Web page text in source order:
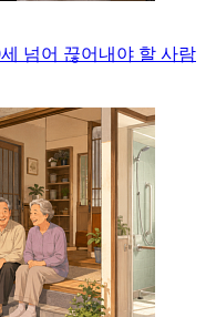
넘어 끊어내야 할 사람